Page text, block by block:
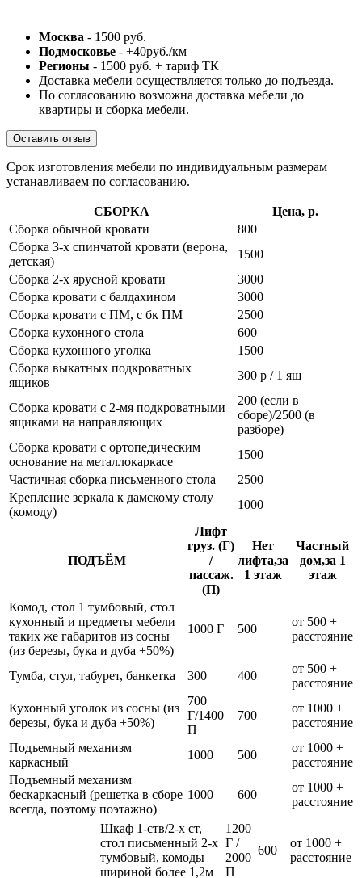
Москва - 1500 руб.
Подмосковье - +40руб./км
Регионы - 1500 руб. + тариф ТК
Доставка мебели осуществляется только до подъезда.
По согласованию возможна доставка мебели до
квартиры и сборка мебели.
Оставить отзыв
Срок изготовления мебели по индивидуальным размерам
устанавливаем по согласованию.
СБОРКА
Цена, р.
Сборка обычной кровати
800
Сборка 3-х спинчатой кровати (верона,
детская)
1500
Сборка 2-х ярусной кровати
3000
Сборка кровати с балдахином
3000
Сборка кровати с ПМ, с бк ПМ
2500
Сборка кухонного стола
600
Сборка кухонного уголка
1500
Сборка выкатных подкроватных
ящиков
300 р / 1 ящ
Сборка кровати с 2-мя подкроватными
ящиками на направляющих
200 (если в
сборе)/2500 (в
разборе)
Сборка кровати с ортопедическим
основание на металлокаркасе
1500
Частичная сборка письменного стола
2500
Крепление зеркала к дамскому столу
(комоду)
1000
ПОДЪЁМ
Лифт
груз. (Г)
/
пассаж.
(П)
Нет
лифта,за
1 этаж
Частный
дом,за 1
этаж
Комод, стол 1 тумбовый, стол
кухонный и предметы мебели
таких же габаритов из сосны
(из березы, бука и дуба +50%)
1000 Г 500
от 500 +
расстояние
Тумба, стул, табурет, банкетка 300 400
от 500 +
расстояние
Кухонный уголок из сосны (из
березы, бука и дуба +50%)
700
Г/1400
П
700
от 1000 +
расстояние
Подъемный механизм
каркасный
1000 500
от 1000 +
расстояние
Подъемный механизм
бескаркасный (решетка в сборе
всегда, поэтому поэтажно)
1000 600
от 1000 +
расстояние
Шкаф 1-ств/2-х ст,
стол письменный 2-х
тумбовый, комоды
шириной более 1,2м
1200
Г /
2000
П
600
от 1000 +
расстояние